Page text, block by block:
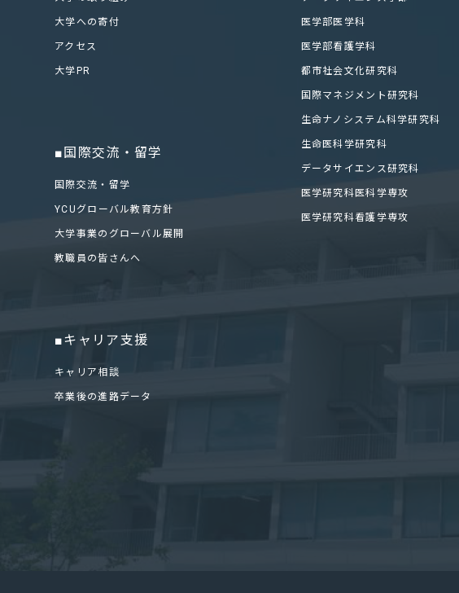
大学への寄付
アクセス
大学PR
■国際交流・留学
国際交流・留学
YCUグローバル教育方針
大学事業のグローバル展開
教職員の皆さんへ
■キャリア支援
キャリア相談
卒業後の進路データ
医学部医学科
医学部看護学科
都市社会文化研究科
国際マネジメント研究科
生命ナノシステム科学研究科
生命医科学研究科
データサイエンス研究科
医学研究科医科学専攻
医学研究科看護学専攻